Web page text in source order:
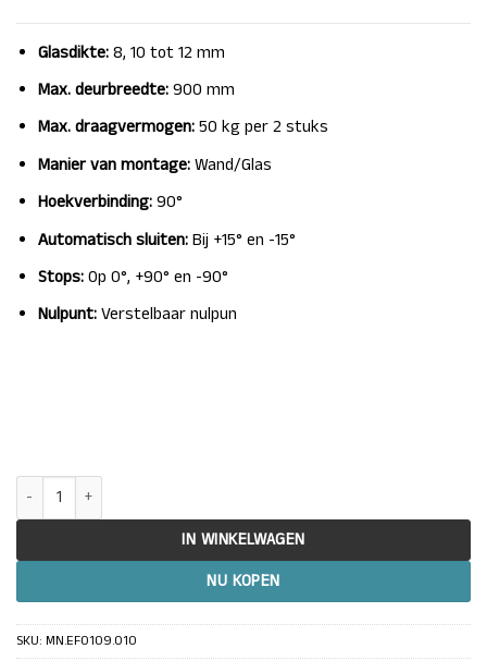
Glasdikte:8, 10 tot 12 mm
Max. deurbreedte:900 mm
Max. draagvermogen:50 kg per 2 stuks
Manier van montage:Wand/Glas
Hoekverbinding:90°
Automatisch sluiten:Bij +15° en -15°
Stops:Op 0°, +90° en -90°
Nulpunt:Verstelbaar nulpun
Douchescharnier Facetta wand/glas 180° aantal
IN WINKELWAGEN
NU KOPEN
SKU: MN.EF0109.010